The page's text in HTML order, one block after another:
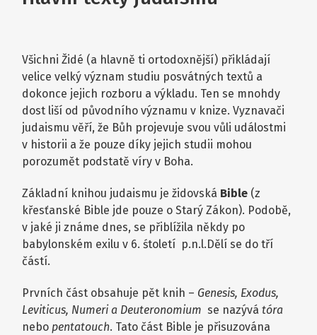
Všichni Židé (a hlavně ti ortodoxnější) přikládají
velice velký význam studiu posvátných textů a
dokonce jejich rozboru a výkladu. Ten se mnohdy
dost liší od původního významu v knize. Vyznavači
judaismu věří, že Bůh projevuje svou vůli událostmi
v historii a že pouze díky jejich studii mohou
porozumět podstatě víry v Boha.
Základní knihou judaismu je židovská Bible (z
křesťanské Bible jde pouze o Starý Zákon). Podobě,
v jaké ji známe dnes, se přiblížila někdy po
babylonském exilu v 6. śtoletí p.n.l.Dělí se do tří
částí.
Prvních část obsahuje pět knih – Genesis, Exodus,
Leviticus, Numeri a Deuteronomium se nazývátóra
nebo pentatouch. Tato část Bible je přisuzována